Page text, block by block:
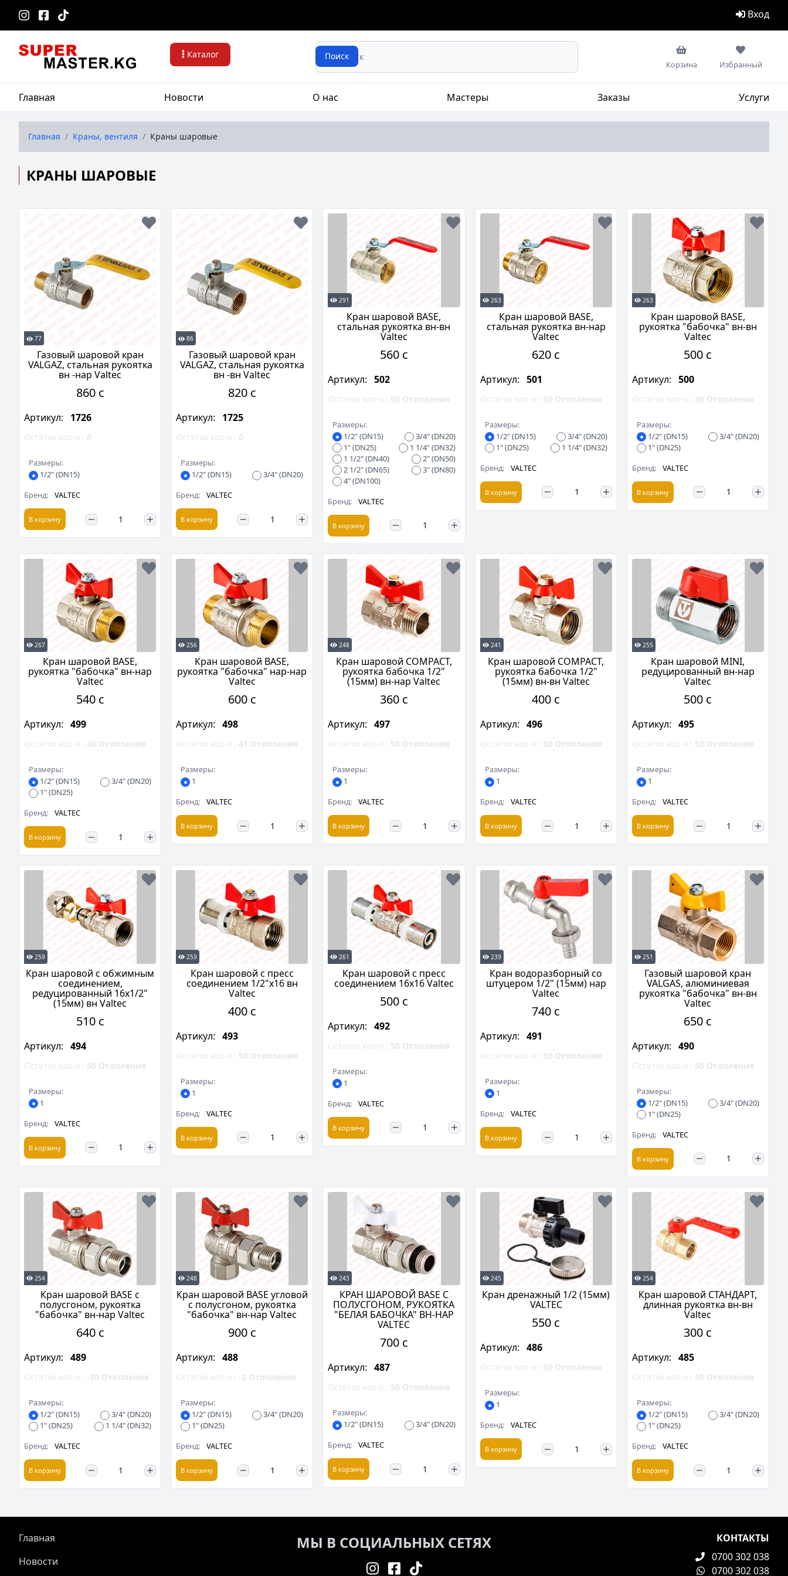
Вход
Каталог
Search
Поиск
Корзина Избранный
Главная Новости О нас Мастеры Заказы Услуги
Главная / Краны, вентиля / Краны шаровые
КРАНЫ ШАРОВЫЕ
77
Газовый шаровой кран
VALGAZ, стальная рукоятка
вн -нар Valtec
860 c
Артикул: 1726
Остаток кол-о : 0
Размеры:
1/2" (DN15)
Бренд:
VALTEC
В корзину
86
Газовый шаровой кран
VALGAZ, стальная рукоятка
вн -вн Valtec
820 c
Артикул: 1725
Остаток кол-о : 0
Размеры:
1/2" (DN15)
3/4" (DN20)
Бренд:
VALTEC
В корзину
291
Кран шаровой BASE,
стальная рукоятка вн-вн
Valtec
560 c
Артикул: 502
Остаток кол-о : 50 Отопления
Размеры:
1/2" (DN15)
3/4" (DN20)
1" (DN25)
1 1/4" (DN32)
1 1/2" (DN40)
2" (DN50)
2 1/2" (DN65)
3" (DN80)
4" (DN100)
Бренд:
VALTEC
В корзину
263
Кран шаровой BASE,
стальная рукоятка вн-нар
Valtec
620 c
Артикул: 501
Остаток кол-о : 50 Отопления
Размеры:
1/2" (DN15)
3/4" (DN20)
1" (DN25)
1 1/4" (DN32)
Бренд:
VALTEC
В корзину
263
Кран шаровой BASE,
рукоятка "бабочка" вн-вн
Valtec
500 c
Артикул: 500
Остаток кол-о : 36 Отопления
Размеры:
1/2" (DN15)
3/4" (DN20)
1" (DN25)
Бренд:
VALTEC
В корзину
267
Кран шаровой BASE,
рукоятка "бабочка" вн-нар
Valtec
540 c
Артикул: 499
Остаток кол-о : 46 Отопления
Размеры:
1/2" (DN15)
3/4" (DN20)
1" (DN25)
Бренд:
VALTEC
В корзину
256
Кран шаровой BASE,
рукоятка "бабочка" нар-нар
Valtec
600 c
Артикул: 498
Остаток кол-о : 41 Отопления
Размеры:
1
Бренд:
VALTEC
В корзину
248
Кран шаровой COMPACT,
рукоятка бабочка 1/2"
(15мм) вн-нар Valtec
360 c
Артикул: 497
Остаток кол-о : 50 Отопления
Размеры:
1
Бренд:
VALTEC
В корзину
241
Кран шаровой COMPACT,
рукоятка бабочка 1/2"
(15мм) вн-вн Valtec
400 c
Артикул: 496
Остаток кол-о : 50 Отопления
Размеры:
1
Бренд:
VALTEC
В корзину
255
Кран шаровой MINI,
редуцированный вн-нар
Valtec
500 c
Артикул: 495
Остаток кол-о : 50 Отопления
Размеры:
1
Бренд:
VALTEC
В корзину
259
Кран шаровой с обжимным
соединением,
редуцированный 16х1/2"
(15мм) вн Valtec
510 c
Артикул: 494
Остаток кол-о : 50 Отопления
Размеры:
1
Бренд:
VALTEC
В корзину
259
Кран шаровой с пресс
соединением 1/2"х16 вн
Valtec
400 c
Артикул: 493
Остаток кол-о : 50 Отопления
Размеры:
1
Бренд:
VALTEC
В корзину
261
Кран шаровой с пресс
соединением 16х16 Valtec
500 c
Артикул: 492
Остаток кол-о : 50 Отопления
Размеры:
1
Бренд:
VALTEC
В корзину
239
Кран водоразборный со
штуцером 1/2" (15мм) нар
Valtec
740 c
Артикул: 491
Остаток кол-о : 50 Отопления
Размеры:
1
Бренд:
VALTEC
В корзину
251
Газовый шаровой кран
VALGAS, алюминиевая
рукоятка "бабочка" вн-вн
Valtec
650 c
Артикул: 490
Остаток кол-о : 50 Отопления
Размеры:
1/2" (DN15)
3/4" (DN20)
1" (DN25)
Бренд:
VALTEC
В корзину
254
Кран шаровой BASE с
полусгоном, рукоятка
"бабочка" вн-нар Valtec
640 c
Артикул: 489
Остаток кол-о : -30 Отопления
Размеры:
1/2" (DN15)
3/4" (DN20)
1" (DN25)
1 1/4" (DN32)
Бренд:
VALTEC
В корзину
248
Кран шаровой BASE угловой
с полусгоном, рукоятка
"бабочка" вн-нар Valtec
900 c
Артикул: 488
Остаток кол-о : -2 Отопления
Размеры:
1/2" (DN15)
3/4" (DN20)
1" (DN25)
Бренд:
VALTEC
В корзину
243
КРАН ШАРОВОЙ BASE С
ПОЛУСГОНОМ, РУКОЯТКА
"БЕЛАЯ БАБОЧКА" ВН-НАР
VALTEC
700 c
Артикул: 487
Остаток кол-о : 50 Отопления
Размеры:
1/2" (DN15)
3/4" (DN20)
Бренд:
VALTEC
В корзину
245
Кран дренажный 1/2 (15мм)
VALTEC
550 c
Артикул: 486
Остаток кол-о : 50 Отопления
Размеры:
1
Бренд:
VALTEC
В корзину
254
Кран шаровой СТАНДАРТ,
длинная рукоятка вн-вн
Valtec
300 c
Артикул: 485
Остаток кол-о : 50 Отопления
Размеры:
1/2" (DN15)
3/4" (DN20)
1" (DN25)
Бренд:
VALTEC
В корзину
Главная
Новости
МЫ В СОЦИАЛЬНЫХ СЕТЯХ
КОНТАКТЫ
0700 302 038
0700 302 038